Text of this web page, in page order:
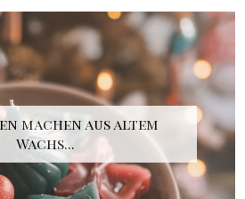
machen aus altem
Wachs...